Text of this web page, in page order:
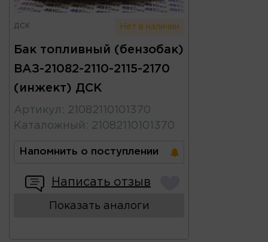
ДСК Нет в наличии
Бак топливный (бензобак)
ВАЗ-21082-2110-2115-2170
(инжект) ДСК
Артикул : 21082110101370
Каталожный : 21082110101370
Напомнить о поступлении
Написать отзыв
Показать аналоги